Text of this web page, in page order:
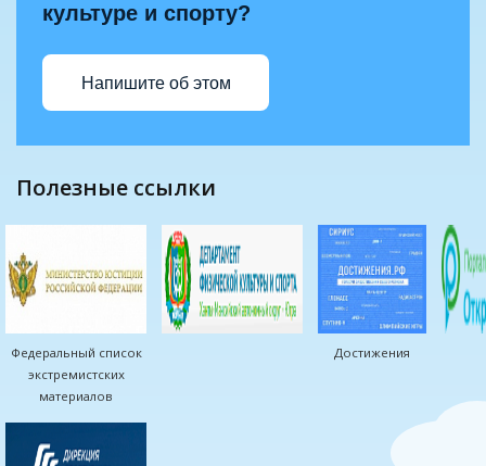
культуре и спорту?
Напишите об этом
полезные ссылки
Федеральный список
экстремистских
материалов
Достижения